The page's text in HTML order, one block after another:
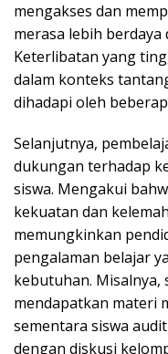
mengakses dan
merasa lebih
Keterlibatan yang
dalam konteks
dihadapi oleh
Selanjutnya,
dukungan terhadap
siswa. Mengakui
kekuatan dan
memungkinkan
pengalaman belajar
kebutuhan. Misalnya,
mendapatkan materi
sementara siswa
dengan diskusi